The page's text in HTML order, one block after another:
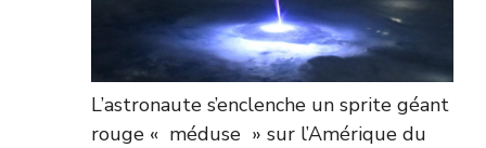
L’astronaute s’enclenche un sprite géant
rouge « méduse » sur l’Amérique du